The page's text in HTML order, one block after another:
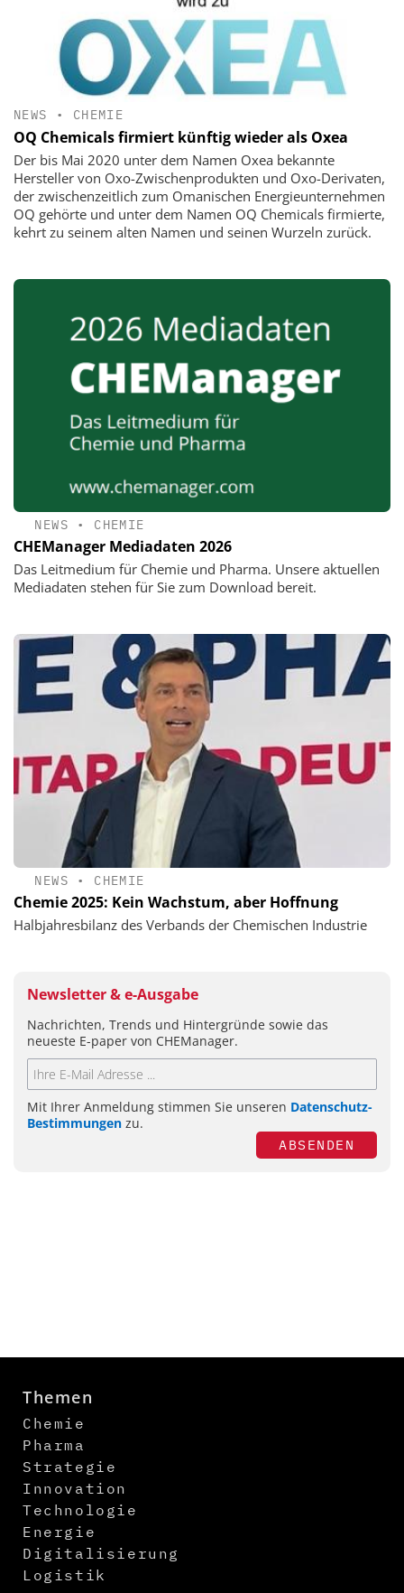
NEWS • CHEMIE
OQ Chemicals firmiert künftig wieder als Oxea
Der bis Mai 2020 unter dem Namen Oxea bekannte
Hersteller von Oxo-Zwischenprodukten und Oxo-Derivaten,
der zwischenzeitlich zum Omanischen Energieunternehmen
OQ gehörte und unter dem Namen OQ Chemicals firmierte,
kehrt zu seinem alten Namen und seinen Wurzeln zurück.
NEWS • CHEMIE
CHEManager Mediadaten 2026
Das Leitmedium für Chemie und Pharma. Unsere aktuellen
Mediadaten stehen für Sie zum Download bereit.
NEWS • CHEMIE
Chemie 2025: Kein Wachstum, aber Hoffnung
Halbjahresbilanz des Verbands der Chemischen Industrie
Newsletter & e-Ausgabe
Nachrichten, Trends und Hintergründe sowie das
neueste E-paper von CHEManager.
Mit Ihrer Anmeldung stimmen Sie unseren Datenschutz-
Bestimmungen zu.
ABSENDEN
Themen
Chemie
Pharma
Strategie
Innovation
Technologie
Energie
Digitalisierung
Logistik